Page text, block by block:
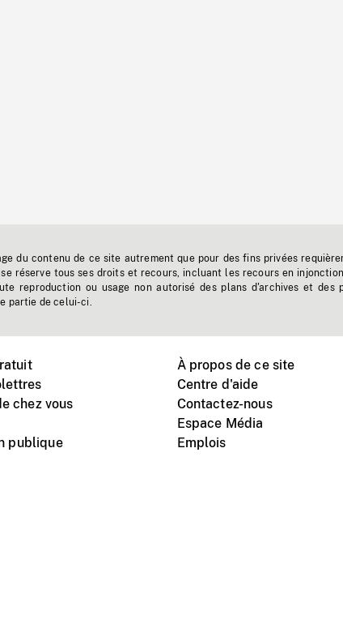
du contenu de ce site autrement que pour des fins privées
réserve tous ses droits et recours, incluant les recours en
reproduction ou usage non autorisé des plans d'archives et des
partie de celui-ci.
chez vous
publique
À propos de ce site
Centre d'aide
Contactez-nous
Espace Média
Emplois